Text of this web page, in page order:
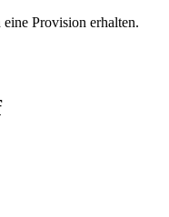
Provision erhalten.